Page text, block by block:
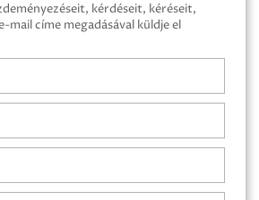
kérdéseit, kéréseit,
mail címe megadásával küldje el